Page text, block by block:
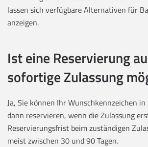
lassen sich verfügbare Alternativen für
anzeigen.
Ist eine Reservierung
sofortige Zulassung
Ja, Sie können Ihr Wunschkennzeichen
dann reservieren, wenn die Zulassung
Reservierungsfrist beim zuständigen
meist zwischen 30 und 90 Tagen.